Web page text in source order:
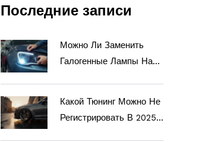
Последние записи
Можно Ли Заменить
Галогенные Лампы На
Какой Тюнинг Можно Не
Регистрировать В 2025